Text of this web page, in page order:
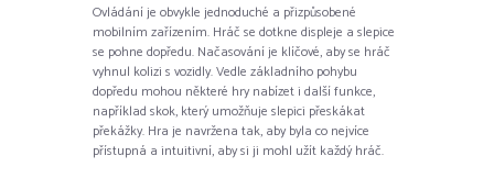
Ovládání je obvykle jednoduché a přizpůsobené
mobilním zařízením. Hráč se dotkne displeje a slepice
se pohne dopředu. Načasování je klíčové, aby se hráč
vyhnul kolizi s vozidly. Vedle základního pohybu
dopředu mohou některé hry nabízet i další funkce,
například skok, který umožňuje slepici přeskákat
překážky. Hra je navržena tak, aby byla co nejvíce
přístupná a intuitivní, aby si ji mohl užít každý hráč.